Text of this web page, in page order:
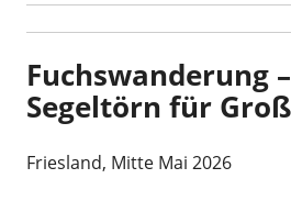
Fuchswanderung
Segeltörn für
Friesland, Mitte Mai 2026